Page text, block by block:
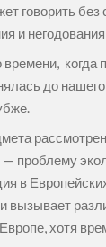
говорить
и
когда
до
проблему
в
вызывает
хотя